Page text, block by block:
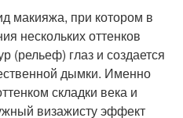
макияжа, при котором в
нескольких оттенков
(рельеф) глаз и создается
дымки. Именно
складки века и
визажисту эффект